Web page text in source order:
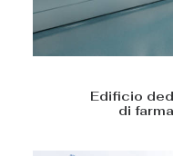
Edificio
di